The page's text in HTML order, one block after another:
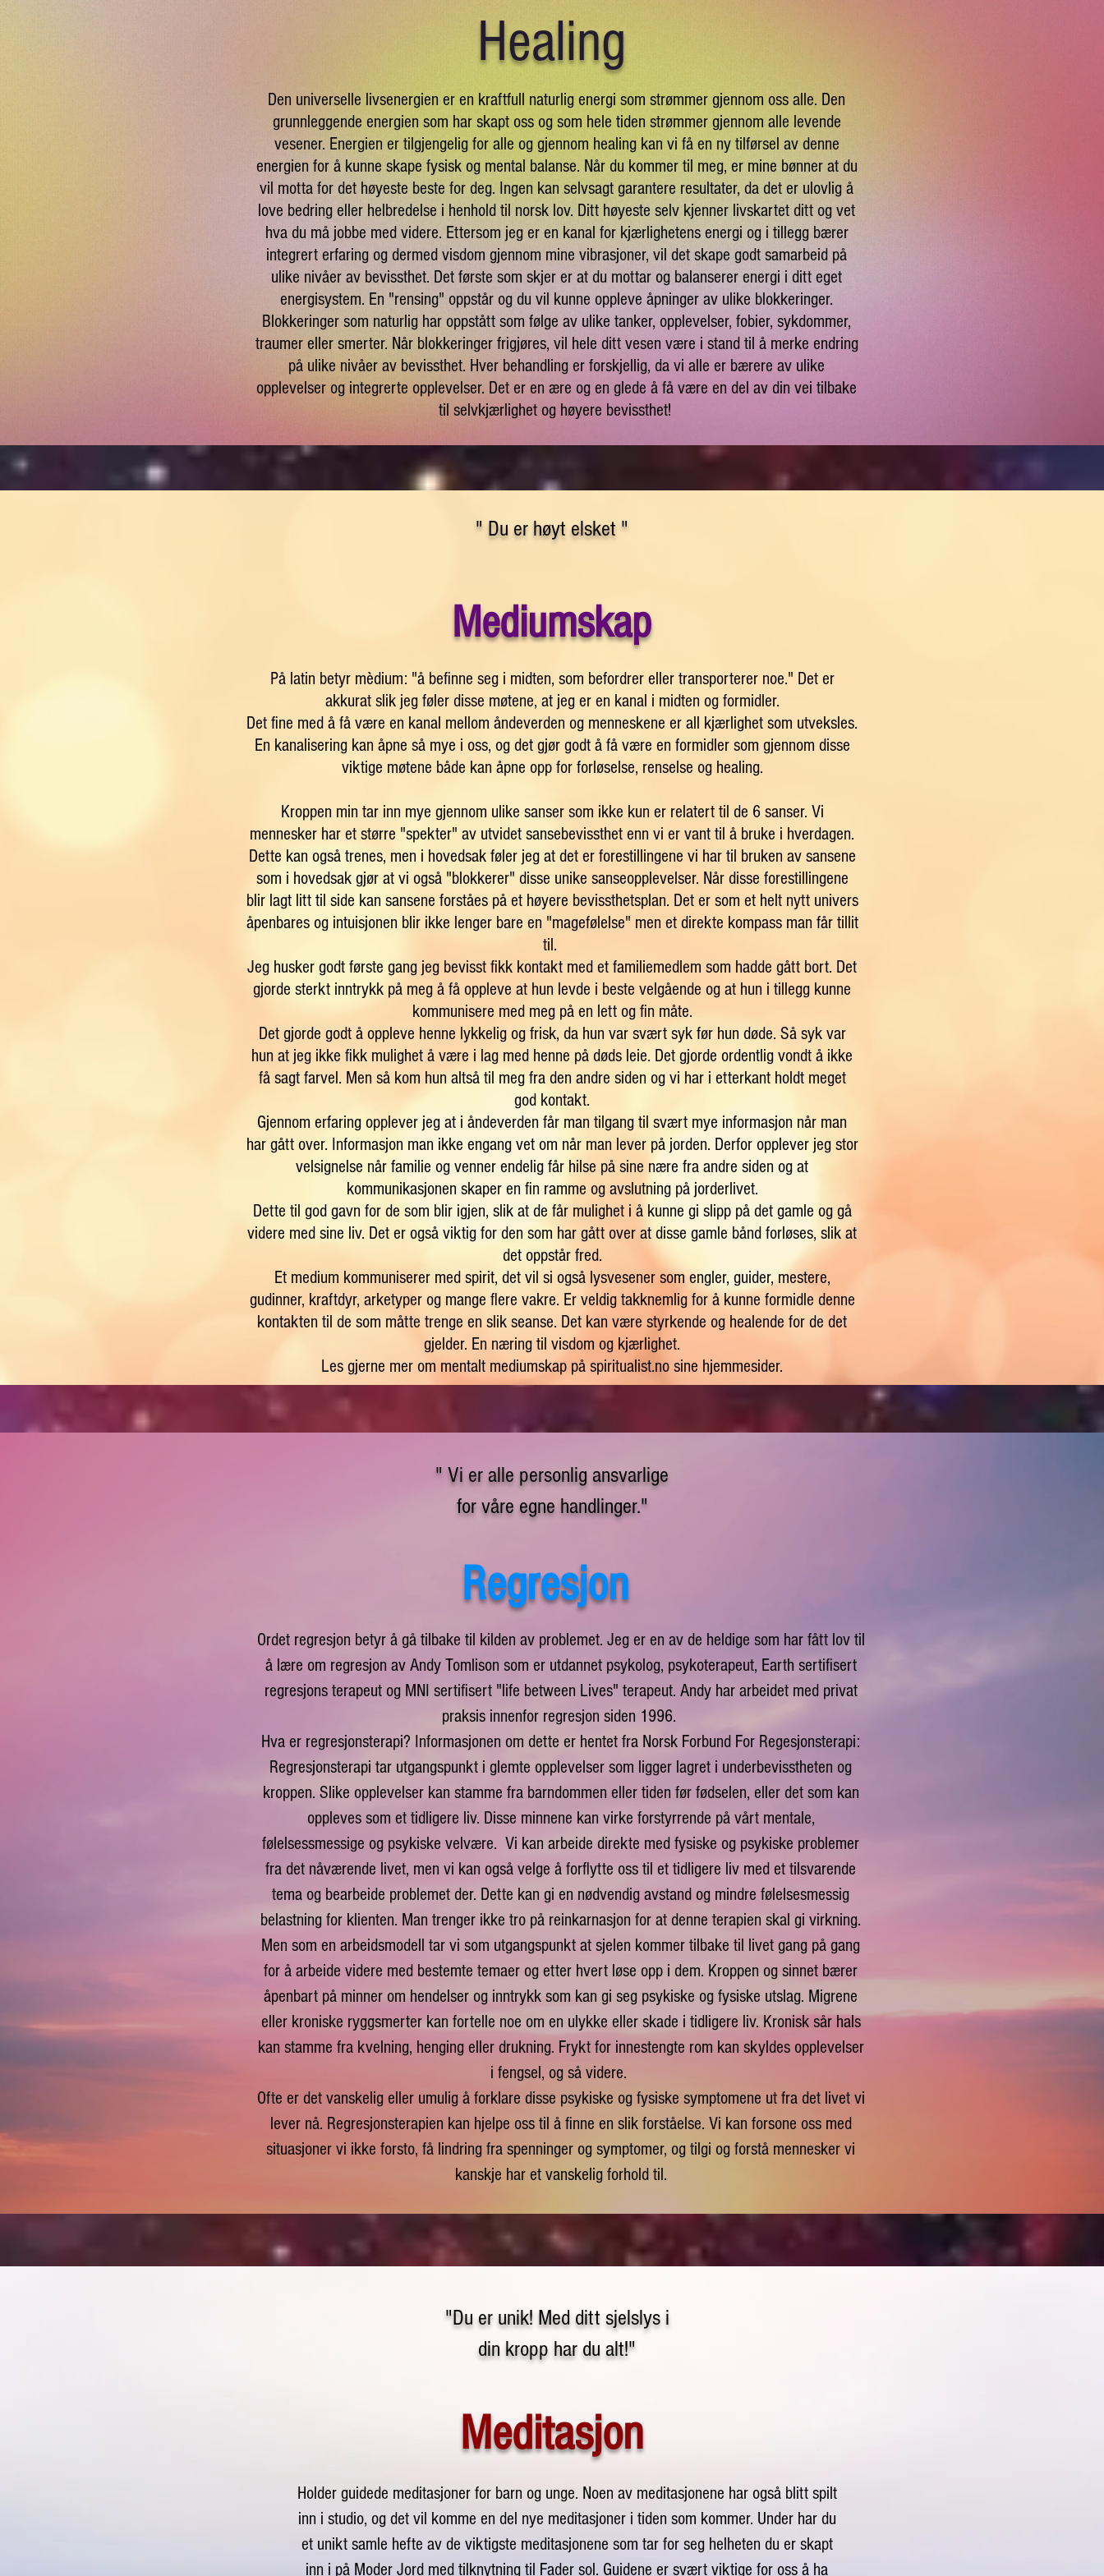
Healing
Den universelle livsenergien er en kraftfull naturlig energi som strømmer gjennom oss alle. Den
grunnleggende energien som har skapt oss og som hele tiden strømmer gjennom alle levende
vesener. Energien er tilgjengelig for alle og gjennom healing kan vi få en ny tilførsel av denne
energien for å kunne skape fysisk og mental balanse. Når du kommer til meg, er mine bønner at du
vil motta for det høyeste beste for deg. Ingen kan selvsagt garantere resultater, da det er ulovlig å
love bedring eller helbredelse i henhold til norsk lov. Ditt høyeste selv kjenner livskartet ditt og vet
hva du må jobbe med videre. Ettersom jeg er en kanal for kjærlighetens energi og i tillegg bærer
integrert erfaring og dermed visdom gjennom mine vibrasjoner, vil det skape godt samarbeid på
ulike nivåer av bevissthet. Det første som skjer er at du mottar og balanserer energi i ditt eget
energisystem. En "rensing" oppstår og du vil kunne oppleve åpninger av ulike blokkeringer.
Blokkeringer som naturlig har oppstått som følge av ulike tanker, opplevelser, fobier, sykdommer,
traumer eller smerter. Når blokkeringer frigjøres, vil hele ditt vesen være i stand til å merke endring
på ulike nivåer av bevissthet. Hver behandling er forskjellig, da vi alle er bærere av ulike
opplevelser og integrerte opplevelser. Det er en ære og en glede å få være en del av din vei tilbake
til selvkjærlighet og høyere bevissthet!
" Du er høyt elsket "
Mediumskap
På latin betyr mèdium: "å befinne seg i midten, som befordrer eller transporterer noe." Det er
akkurat slik jeg føler disse møtene, at jeg er en kanal i midten og formidler.
Det fine med å få være en kanal mellom åndeverden og menneskene er all kjærlighet som utveksles.
En kanalisering kan åpne så mye i oss, og det gjør godt å få være en formidler som gjennom disse
viktige møtene både kan åpne opp for forløselse, renselse og healing.
Kroppen min tar inn mye gjennom ulike sanser som ikke kun er relatert til de 6 sanser. Vi
mennesker har et større "spekter" av utvidet sansebevissthet enn vi er vant til å bruke i hverdagen.
Dette kan også trenes, men i hovedsak føler jeg at det er forestillingene vi har til bruken av sansene
som i hovedsak gjør at vi også "blokkerer" disse unike sanseopplevelser. Når disse forestillingene
blir lagt litt til side kan sansene forståes på et høyere bevissthetsplan. Det er som et helt nytt univers
åpenbares og intuisjonen blir ikke lenger bare en "magefølelse" men et direkte kompass man får tillit
til.
Jeg husker godt første gang jeg bevisst fikk kontakt med et familiemedlem som hadde gått bort. Det
gjorde sterkt inntrykk på meg å få oppleve at hun levde i beste velgående og at hun i tillegg kunne
kommunisere med meg på en lett og fin måte.
Det gjorde godt å oppleve henne lykkelig og frisk, da hun var svært syk før hun døde. Så syk var
hun at jeg ikke fikk mulighet å være i lag med henne på døds leie. Det gjorde ordentlig vondt å ikke
få sagt farvel. Men så kom hun altså til meg fra den andre siden og vi har i etterkant holdt meget
god kontakt.
Gjennom erfaring opplever jeg at i åndeverden får man tilgang til svært mye informasjon når man
har gått over. Informasjon man ikke engang vet om når man lever på jorden. Derfor opplever jeg stor
velsignelse når familie og venner endelig får hilse på sine nære fra andre siden og at
kommunikasjonen skaper en fin ramme og avslutning på jorderlivet.
Dette til god gavn for de som blir igjen, slik at de får mulighet i å kunne gi slipp på det gamle og gå
videre med sine liv. Det er også viktig for den som har gått over at disse gamle bånd forløses, slik at
det oppstår fred.
Et medium kommuniserer med spirit, det vil si også lysvesener som engler, guider, mestere,
gudinner, kraftdyr, arketyper og mange flere vakre. Er veldig takknemlig for å kunne formidle denne
kontakten til de som måtte trenge en slik seanse. Det kan være styrkende og healende for de det
gjelder. En næring til visdom og kjærlighet.
Les gjerne mer om mentalt mediumskap på spiritualist.no sine hjemmesider.
" Vi er alle personlig ansvarlige
for våre egne handlinger."
Regresjon
Ordet regresjon betyr å gå tilbake til kilden av problemet. Jeg er en av de heldige som har fått lov til
å lære om regresjon av Andy Tomlison som er utdannet psykolog, psykoterapeut, Earth sertifisert
regresjons terapeut og MNI sertifisert "life between Lives" terapeut. Andy har arbeidet med privat
praksis innenfor regresjon siden 1996.
Hva er regresjonsterapi? Informasjonen om dette er hentet fra Norsk Forbund For Regesjonsterapi:
Regresjonsterapi tar utgangspunkt i glemte opplevelser som ligger lagret i underbevisstheten og
kroppen. Slike opplevelser kan stamme fra barndommen eller tiden før fødselen, eller det som kan
oppleves som et tidligere liv. Disse minnene kan virke forstyrrende på vårt mentale,
følelsessmessige og psykiske velvære. Vi kan arbeide direkte med fysiske og psykiske problemer
fra det nåværende livet, men vi kan også velge å forflytte oss til et tidligere liv med et tilsvarende
tema og bearbeide problemet der. Dette kan gi en nødvendig avstand og mindre følelsesmessig
belastning for klienten. Man trenger ikke tro på reinkarnasjon for at denne terapien skal gi virkning.
Men som en arbeidsmodell tar vi som utgangspunkt at sjelen kommer tilbake til livet gang på gang
for å arbeide videre med bestemte temaer og etter hvert løse opp i dem. Kroppen og sinnet bærer
åpenbart på minner om hendelser og inntrykk som kan gi seg psykiske og fysiske utslag. Migrene
eller kroniske ryggsmerter kan fortelle noe om en ulykke eller skade i tidligere liv. Kronisk sår hals
kan stamme fra kvelning, henging eller drukning. Frykt for innestengte rom kan skyldes opplevelser
i fengsel, og så videre.
Ofte er det vanskelig eller umulig å forklare disse psykiske og fysiske symptomene ut fra det livet vi
lever nå. Regresjonsterapien kan hjelpe oss til å finne en slik forståelse. Vi kan forsone oss med
situasjoner vi ikke forsto, få lindring fra spenninger og symptomer, og tilgi og forstå mennesker vi
kanskje har et vanskelig forhold til.
"Du er unik! Med ditt sjelslys i
din kropp har du alt!"
Meditasjon
Holder guidede meditasjoner for barn og unge. Noen av meditasjonene har også blitt spilt
inn i studio, og det vil komme en del nye meditasjoner i tiden som kommer. Under har du
et unikt samle hefte av de viktigste meditasjonene som tar for seg helheten du er skapt
inn i på Moder Jord med tilknytning til Fader sol. Guidene er svært viktige for oss å ha